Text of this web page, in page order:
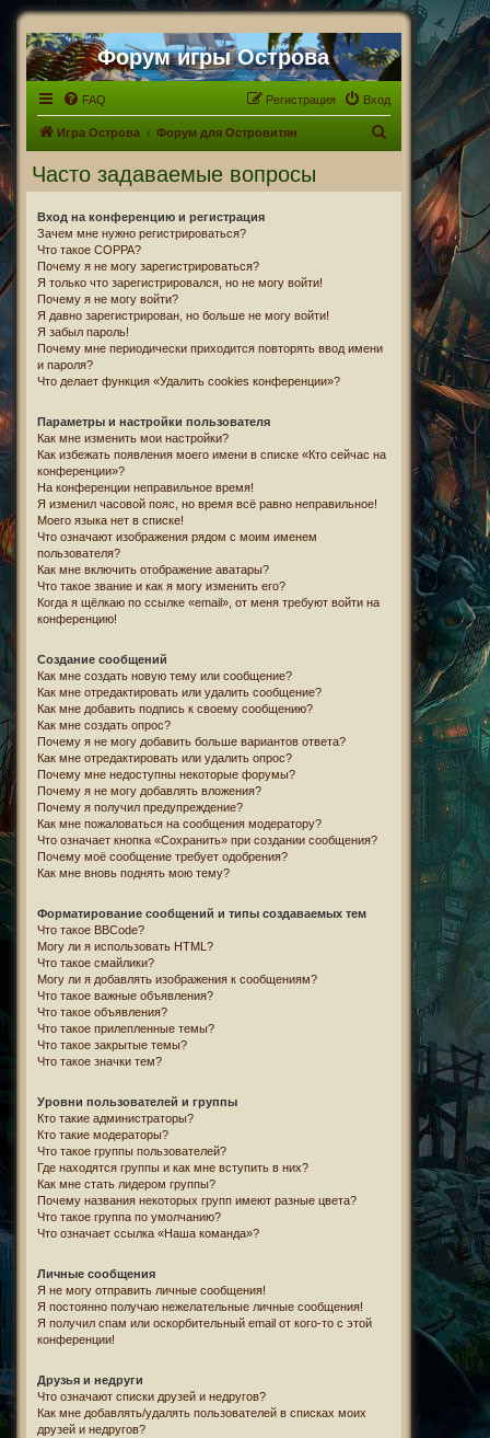
Форум игры Острова
FAQ Вход
Регистрация
Игра Острова Форум для Островитян
Часто задаваемые вопросы
Вход на конференцию и регистрация
Зачем мне нужно регистрироваться?
Что такое COPPA?
Почему я не могу зарегистрироваться?
Я только что зарегистрировался, но не могу войти!
Почему я не могу войти?
Я давно зарегистрирован, но больше не могу войти!
Я забыл пароль!
Почему мне периодически приходится повторять ввод имени
и пароля?
Что делает функция «Удалить cookies конференции»?
Параметры и настройки пользователя
Как мне изменить мои настройки?
Как избежать появления моего имени в списке «Кто сейчас на
конференции»?
На конференции неправильное время!
Я изменил часовой пояс, но время всё равно неправильное!
Моего языка нет в списке!
Что означают изображения рядом с моим именем
пользователя?
Как мне включить отображение аватары?
Что такое звание и как я могу изменить его?
Когда я щёлкаю по ссылке «email», от меня требуют войти на
конференцию!
Создание сообщений
Как мне создать новую тему или сообщение?
Как мне отредактировать или удалить сообщение?
Как мне добавить подпись к своему сообщению?
Как мне создать опрос?
Почему я не могу добавить больше вариантов ответа?
Как мне отредактировать или удалить опрос?
Почему мне недоступны некоторые форумы?
Почему я не могу добавлять вложения?
Почему я получил предупреждение?
Как мне пожаловаться на сообщения модератору?
Что означает кнопка «Сохранить» при создании сообщения?
Почему моё сообщение требует одобрения?
Как мне вновь поднять мою тему?
Форматирование сообщений и типы создаваемых тем
Что такое BBCode?
Могу ли я использовать HTML?
Что такое смайлики?
Могу ли я добавлять изображения к сообщениям?
Что такое важные объявления?
Что такое объявления?
Что такое прилепленные темы?
Что такое закрытые темы?
Что такое значки тем?
Уровни пользователей и группы
Кто такие администраторы?
Кто такие модераторы?
Что такое группы пользователей?
Где находятся группы и как мне вступить в них?
Как мне стать лидером группы?
Почему названия некоторых групп имеют разные цвета?
Что такое группа по умолчанию?
Что означает ссылка «Наша команда»?
Личные сообщения
Я не могу отправить личные сообщения!
Я постоянно получаю нежелательные личные сообщения!
Я получил спам или оскорбительный email от кого-то с этой
конференции!
Друзья и недруги
Что означают списки друзей и недругов?
Как мне добавлять/удалять пользователей в списках моих
друзей и недругов?